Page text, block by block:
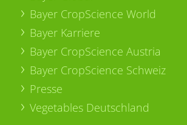
Bayer CropScience World
Bayer Karriere
Bayer CropScience Austria
Bayer CropScience Schweiz
Presse
Vegetables Deutschland